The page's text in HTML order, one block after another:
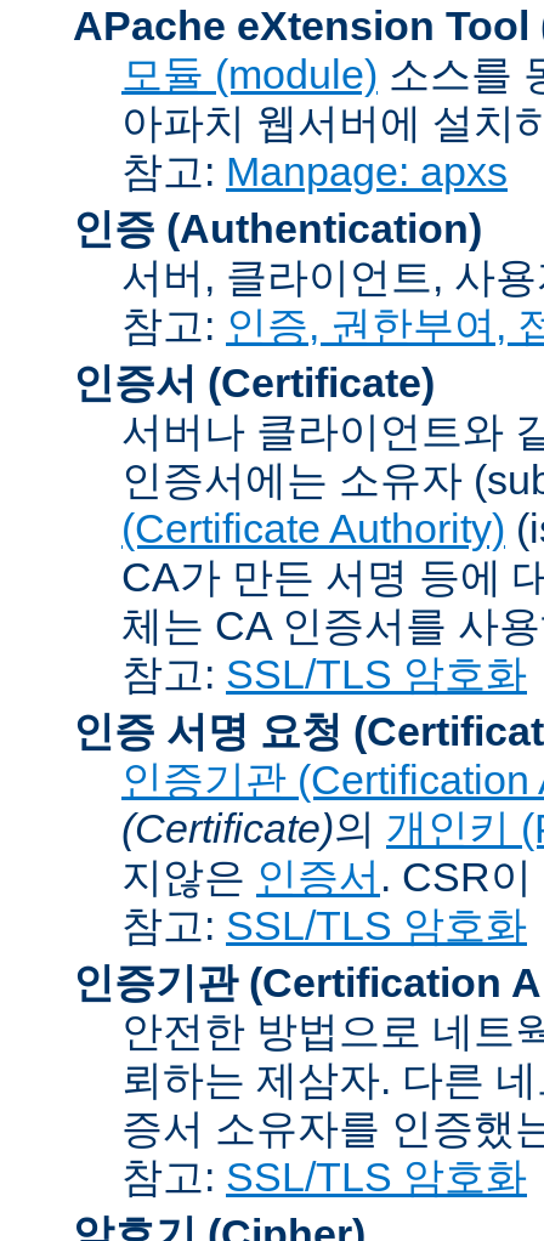
APache eXtension Tool
모듈 (module) 소스를
아파치 웹서버에 설치
참고: Manpage: apxs
인증 (Authentication)
서버, 클라이언트, 사
참고: 인증, 권한부여,
인증서 (Certificate)
서버나 클라이언트와
인증서에는 소유자
(Certificate Authority)
CA가 만든 서명 등에
체는 CA 인증서를 사
참고: SSL/TLS 암호화
인증 서명 요청
인증기관 (Certification
(Certificate)의 개인키
지않은 인증서 . CSR
참고: SSL/TLS 암호화
인증기관 (Certification
안전한 방법으로 네트
뢰하는 제삼자. 다른
증서 소유자를 인증했
참고: SSL/TLS 암호화